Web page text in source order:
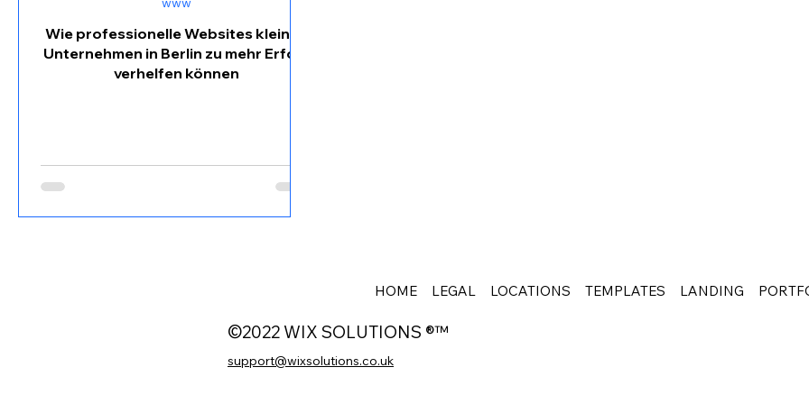
Wie professionelle Websites kleinen
Unternehmen in Berlin zu mehr Erfolg
verhelfen können
HOME LEGAL LOCATIONS TEMPLATES LANDING
©2022 WIX SOLUTIONS ®™
support@wixsolutions.co.uk